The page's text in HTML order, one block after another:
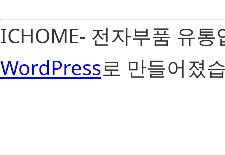
ICHOME- 전자부품 유
WordPress로 만들어졌